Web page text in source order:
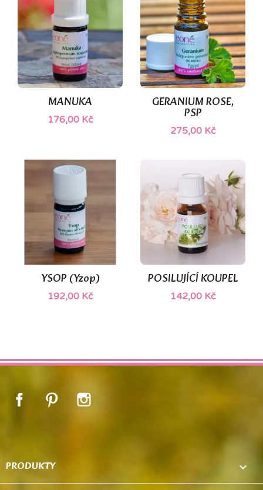
MANUKA
176,00 Kč
GERANIUM ROSE,
PSP
275,00 Kč
YSOP (Yzop)
192,00 Kč
POSILUJÍCÍ KOUPEL
142,00 Kč
FacebookPinterest
PRODUKTY 